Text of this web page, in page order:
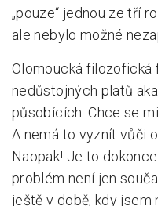
„pouze“ jednou ze tří
ale nebylo možné
Olomoucká filozofická
nedůstojných platů
působících. Chce se mi
A nemá to vyznít vůči
Naopak! Je to
problém není jen
ještě v době, kdy